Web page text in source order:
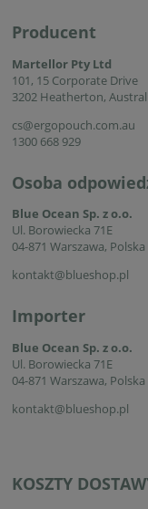
Producent
Martellor Pty Ltd
101, 15 Corporate Drive
3202 Heatherton,
cs@ergopouch.com.au
1300 668 929
Osoba
Blue Ocean Sp. z o.o.
Ul. Borowiecka 71E
04-871 Warszawa, Polska
kontakt@blueshop.pl
Importer
Blue Ocean Sp. z o.o.
Ul. Borowiecka 71E
04-871 Warszawa, Polska
kontakt@blueshop.pl
KOSZTY